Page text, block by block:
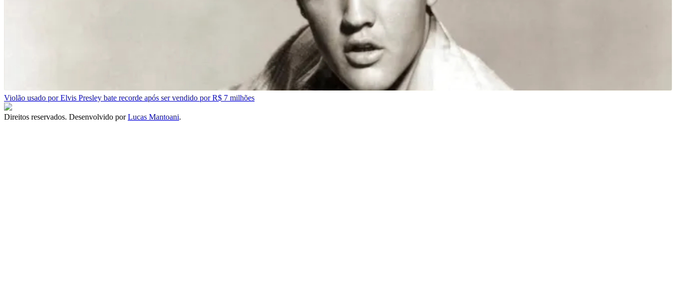
Violão usado por Elvis Presley bate recorde após ser vendido por R$ 7 milhões
Direitos reservados. Desenvolvido porLucas Mantoani.